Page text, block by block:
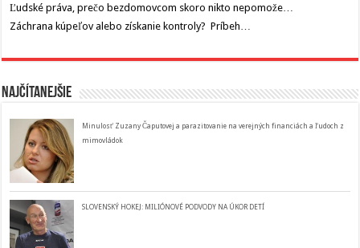
Ľudské práva, prečo bezdomovcom skoro nikto nepomože…
Záchrana kúpeľov alebo získanie kontroly? Príbeh…
Najčítanejšie
Minulosť Zuzany Čaputovej a parazitovanie na verejných financiách a ľudoch z
mimovládok
SLOVENSKÝ HOKEJ: MILIÓNOVÉ PODVODY NA ÚKOR DETÍ